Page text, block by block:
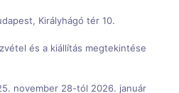
Királyhágó tér 10.
és a kiállítás megtekintése
november 28-tól 2026. január